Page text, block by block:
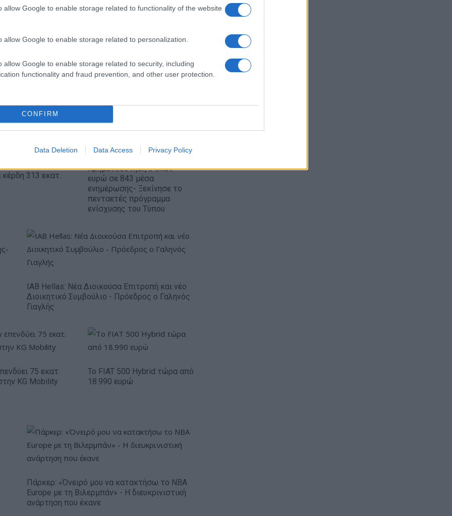
allow Google to enable storage related to functionality of the website
allow Google to enable storage related to personalization.
allow Google to enable storage related to security, including
functionality and fraud prevention, and other user protection.
CONFIRM
Data Deletion Data Access Privacy Policy
Ευρωπαϊκό Κορασίδων Β' Κατηγορίας:
πανόραμα
EBITDA στο α'
313 εκατ.
Χρηματοδότηση 8 εκατ.
ευρώ σε 843 μέσα
ενημέρωσης- Ξεκίνησε το
πενταετές πρόγραμμα
ενίσχυσης του Τύπου
IAB Hellas: Νέα Διοικούσα Επιτροπή και νέο
Διοικητικό Συμβούλιο - Πρόεδρος ο Γαληνός
Γιαγλής
75 εκατ.
KG Mobility
Το FIAT 500 Hybrid τώρα από
18.990 ευρώ
Πάρκερ: «Όνειρό μου να κατακτήσω το ΝΒΑ
Europe με τη Βιλερμπάν» - Η διευκρινιστική
ανάρτηση που έκανε